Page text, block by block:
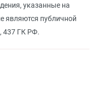
указанные на
являются публичной
437 ГК РФ.